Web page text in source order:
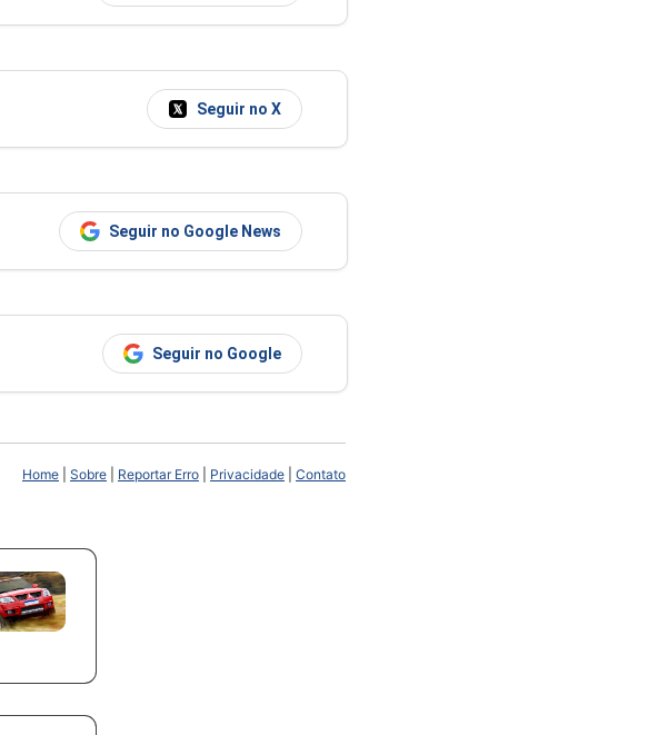
Seguir no X
Seguir no Google News
Seguir no Google
Home Sobre Reportar Erro Privacidade Contato